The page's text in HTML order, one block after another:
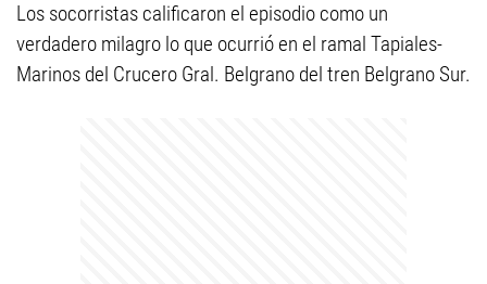
Los socorristas calificaron el episodio como un
verdadero milagro lo que ocurrió en el ramal Tapiales-
Marinos del Crucero Gral. Belgrano del tren Belgrano Sur.